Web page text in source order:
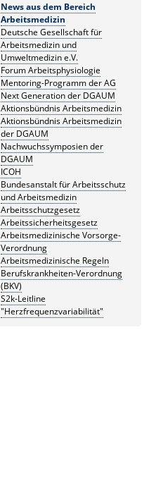
News aus dem Bereich
Arbeitsmedizin
Deutsche Gesellschaft für
Arbeitsmedizin und
Umweltmedizin e.V.
Forum Arbeitsphysiologie
Mentoring-Programm der AG
Next Generation der DGAUM
Aktionsbündnis Arbeitsmedizin
Aktionsbündnis Arbeitsmedizin
der DGAUM
Nachwuchssymposien der
DGAUM
ICOH
Bundesanstalt für Arbeitsschutz
und Arbeitsmedizin
Arbeitsschutzgesetz
Arbeitssicherheitsgesetz
Arbeitsmedizinische Vorsorge-
Verordnung
Arbeitsmedizinische Regeln
Berufskrankheiten-Verordnung
(BKV)
S2k-Leitline
"Herzfrequenzvariabilität"